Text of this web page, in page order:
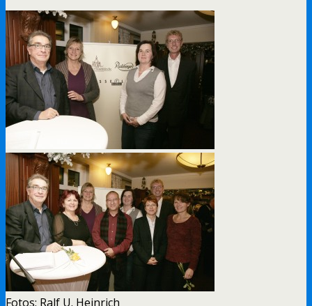
Fotos: Ralf U. Heinrich